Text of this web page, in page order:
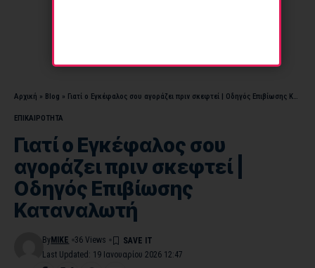
Αρχική » Blog » Γιατί ο Εγκέφαλος σου αγοράζει πριν σκεφτεί | Οδηγός Επιβίωσης Καταναλωτή
ΕΠΙΚΑΙΡΟΤΗΤΑ
Γιατί ο Εγκέφαλος σου
αγοράζει πριν σκεφτεί |
Οδηγός Επιβίωσης
Καταναλωτή
Last Updated: 19 Ιανουαρίου 2026 12:47
By MIKE 36 Views